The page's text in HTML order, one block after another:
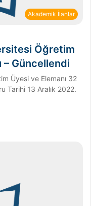
Akademik İlanlar
Öğretim
– Güncellendi
Üyesi ve Elemanı 32
Tarihi 13 Aralık 2022.